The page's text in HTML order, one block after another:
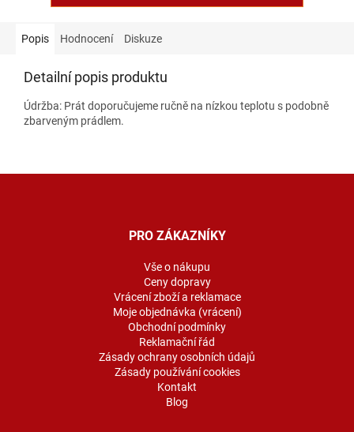
Popis Hodnocení Diskuze
Detailní popis produktu
Údržba: Prát doporučujeme ručně na nízkou teplotu s podobně
zbarveným prádlem.
PRO ZÁKAZNÍKY
Vše o nákupu
Ceny dopravy
Vrácení zboží a reklamace
Moje objednávka (vrácení)
Obchodní podmínky
Reklamační řád
Zásady ochrany osobních údajů
Zásady používání cookies
Kontakt
Blog